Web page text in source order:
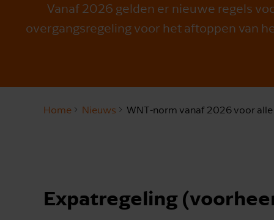
Vanaf 2026 gelden er nieuwe regels
overgangsregeling voor het aftoppen van
Home Nieuws WNT‑norm vanaf 2026 voor
Expatregeling